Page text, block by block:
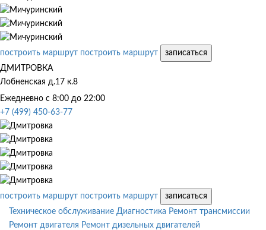
построить маршрут построить маршрут
записаться
ДМИТРОВКА
Лобненская д.17 к.8
Ежедневно с 8:00 до 22:00
+7 (499) 450-63-77
построить маршрут построить маршрут
записаться
Техническое обслуживание Диагностика Ремонт трансмиссии
Ремонт двигателя Ремонт дизельных двигателей